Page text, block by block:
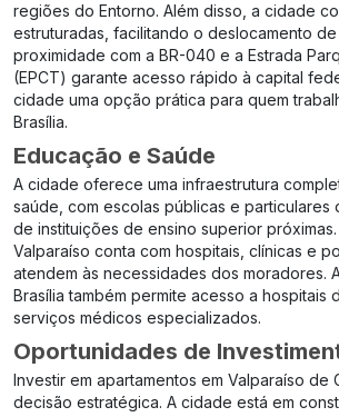
regiões do Entorno. Além disso, a cidade
estruturadas, facilitando o deslocamento
proximidade com a BR-040 e a Estrada
(EPCT) garante acesso rápido à capital
cidade uma opção prática para quem
Brasília.
Educação e Saúde
A cidade oferece uma infraestrutura
saúde, com escolas públicas e particulares
de instituições de ensino superior próximas.
Valparaíso conta com hospitais, clínicas e
atendem às necessidades dos moradores.
Brasília também permite acesso a hospitais
serviços médicos especializados.
Oportunidades de
Investir em apartamentos em Valparaíso de
decisão estratégica. A cidade está em